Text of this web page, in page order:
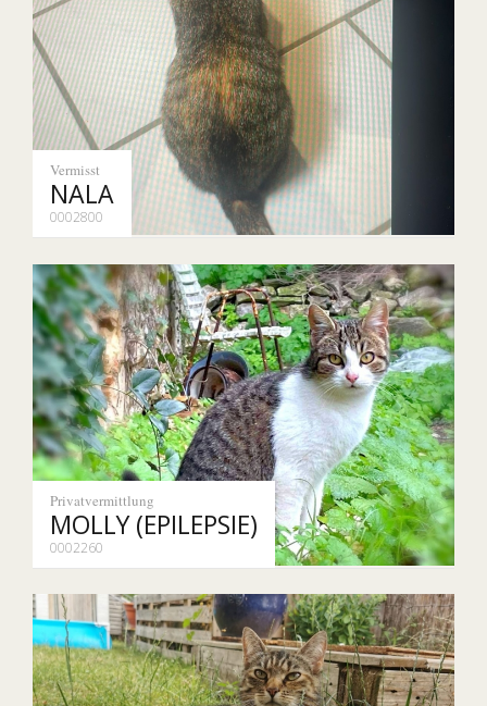
Vermisst
NALA
0002800
Privatvermittlung
MOLLY (EPILEPSIE)
0002260